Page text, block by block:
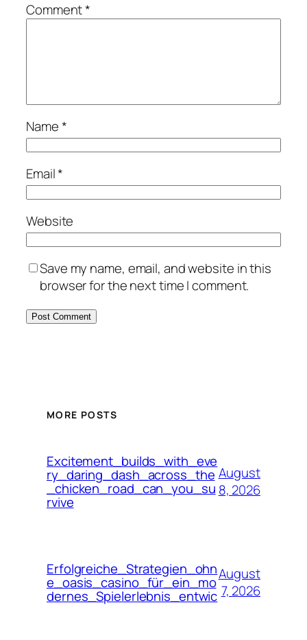
Comment*
Name*
Email*
Website
Save my name, email, and website in this
browser for the next time I comment.
MORE POSTS
Excitement_builds_with_eve
ry_daring_dash_across_the
_chicken_road_can_you_su
rvive
August
8, 2026
Erfolgreiche_Strategien_ohn
e_oasis_casino_für_ein_mo
dernes_Spielerlebnis_entwic
August
7, 2026